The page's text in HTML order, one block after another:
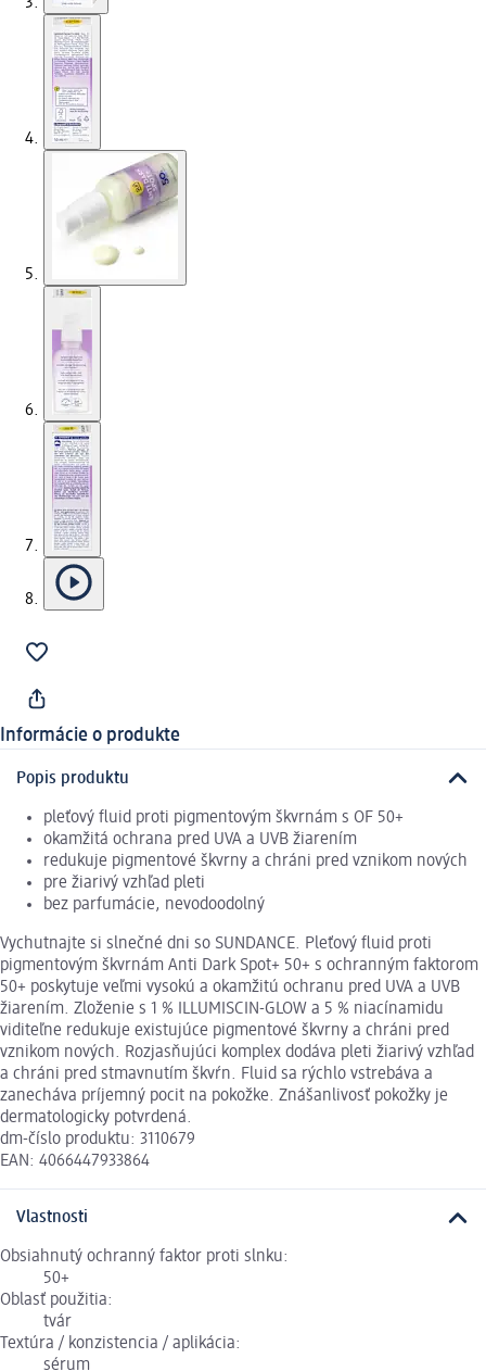
Informácie o produkte
Popis produktu
pleťový fluid proti pigmentovým škvrnám s OF 50+
okamžitá ochrana pred UVA a UVB žiarením
redukuje pigmentové škvrny a chráni pred vznikom nových
pre žiarivý vzhľad pleti
bez parfumácie, nevodoodolný
Vychutnajte si slnečné dni so SUNDANCE. Pleťový fluid proti
pigmentovým škvrnám Anti Dark Spot+ 50+ s ochranným faktorom
50+ poskytuje veľmi vysokú a okamžitú ochranu pred UVA a UVB
žiarením. Zloženie s 1 % ILLUMISCIN-GLOW a 5 % niacínamidu
viditeľne redukuje existujúce pigmentové škvrny a chráni pred
vznikom nových. Rozjasňujúci komplex dodáva pleti žiarivý vzhľad
a chráni pred stmavnutím škvŕn. Fluid sa rýchlo vstrebáva a
zanecháva príjemný pocit na pokožke. Znášanlivosť pokožky je
dermatologicky potvrdená.
dm-číslo produktu: 3110679
EAN: 4066447933864
Vlastnosti
Obsiahnutý ochranný faktor proti slnku:
50+
Oblasť použitia:
tvár
Textúra / konzistencia / aplikácia:
sérum